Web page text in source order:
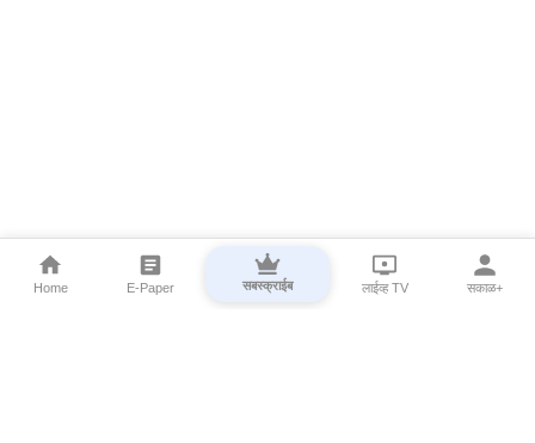
Home E-Paper सबस्क्राईब लाईव्ह TV सकाळ+